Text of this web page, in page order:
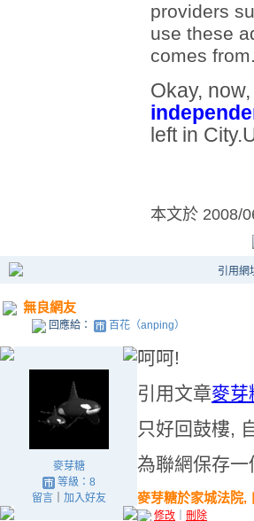
providers
use these
comes from.
Okay,
left in
本文於 2008/
引用網
無良網友
回應給： 百花（anping）
麥芽糖
等級：8
留言｜ 加入好友
呵呵!
引用文章麥芽
只好回鼓樓,
為聯網保存
麥芽糖於家城法院,
修改 刪除